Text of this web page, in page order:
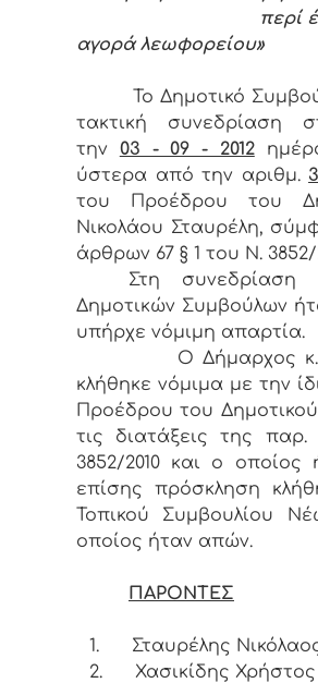
περί
αγορά λεωφορείου»
Το Δημοτικό
τακτική συνεδρίαση
την 03 - 09 - 2012
ύστερα από την αριθμ.
του Προέδρου του
Νικολάου Σταυρέλη,
άρθρων 67 § 1 του Ν. 3852/
Στη συνεδρίαση
Δημοτικών Συμβούλων
υπήρχε νόμιμη απαρτία.
Ο Δήμαρχος κ.
κλήθηκε νόμιμα με την
Προέδρου του
τις διατάξεις της
3852/2010 και ο
επίσης πρόσκληση
Τοπικού Συμβουλίου
οποίος ήταν απών.
ΠΑΡΟΝΤΕΣ
1.
Σταυρέλης
2.
Χασικίδης Χρήστος